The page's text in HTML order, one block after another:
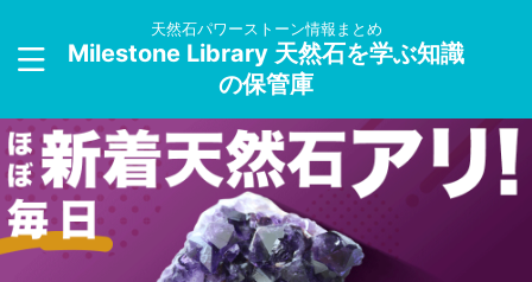
天然石パワーストーン情報まとめ
Milestone Library 天然石を学ぶ知識
の保管庫